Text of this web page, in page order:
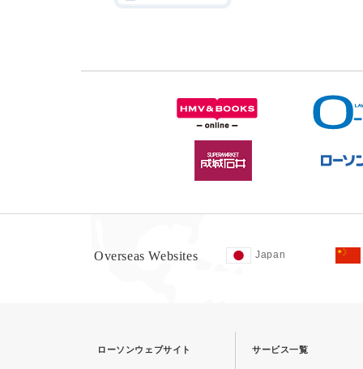
Overseas Websites Japan
ローソンウェブサイト サービス一覧